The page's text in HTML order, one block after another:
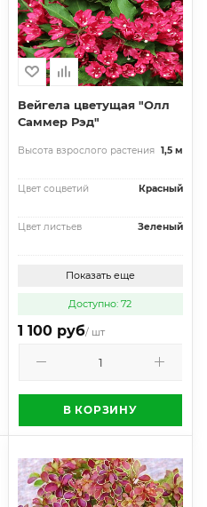
Вейгела цветущая "Олл
Саммер Рэд"
Высота взрослого растения 1,5 м
Цвет соцветий Красный
Цвет листьев Зеленый
Показать еще
Доступно: 72
1 100 руб/ шт
В КОРЗИНУ